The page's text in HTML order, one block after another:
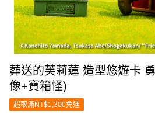
葬送的芙莉蓮 造型悠遊卡
像+寶箱怪)
超取滿NT$1,300免運